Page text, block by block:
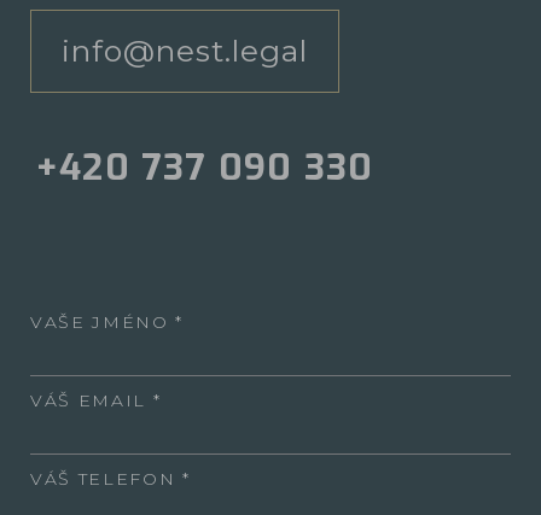
info@nest.legal
+420 737 090 330
VAŠE JMÉNO
VÁŠ EMAIL
VÁŠ TELEFON